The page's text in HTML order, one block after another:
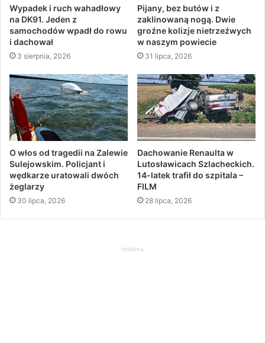
Wypadek i ruch wahadłowy
na DK91. Jeden z
samochodów wpadł do rowu
i dachował
3 sierpnia, 2026
Pijany, bez butów i z
zaklinowaną nogą. Dwie
groźne kolizje nietrzeźwych
w naszym powiecie
31 lipca, 2026
O włos od tragedii na Zalewie
Sulejowskim. Policjant i
wędkarze uratowali dwóch
żeglarzy
30 lipca, 2026
Dachowanie Renaulta w
Lutosławicach Szlacheckich.
14-latek trafił do szpitala –
FILM
28 lipca, 2026
reklama